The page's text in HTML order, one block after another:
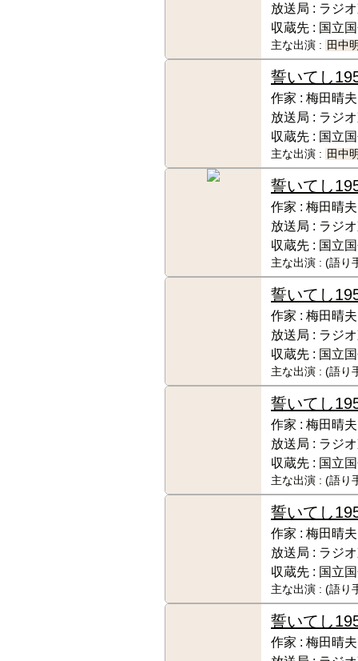
放送局 : ラジ
収蔵先 : 国立
主な出演 : 田中
誓いてし
作家 : 梅田晴夫
放送局 : ラジ
収蔵先 : 国立
主な出演 : 田中
誓いてし
作家 : 梅田晴夫
放送局 : ラジ
収蔵先 : 国立
主な出演 : (語り
誓いてし
作家 : 梅田晴夫
放送局 : ラジ
収蔵先 : 国立
主な出演 : (語り
誓いてし
作家 : 梅田晴夫
放送局 : ラジ
収蔵先 : 国立
主な出演 : (語り
誓いてし
作家 : 梅田晴夫
放送局 : ラジ
収蔵先 : 国立
主な出演 : (語り
誓いてし
作家 : 梅田晴夫